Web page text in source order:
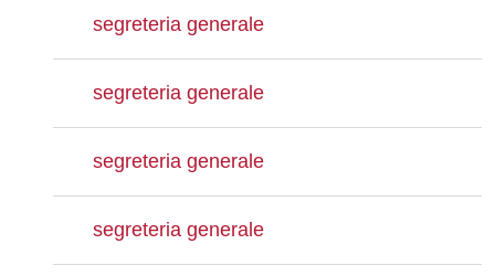
segreteria generale
segreteria generale
segreteria generale
segreteria generale